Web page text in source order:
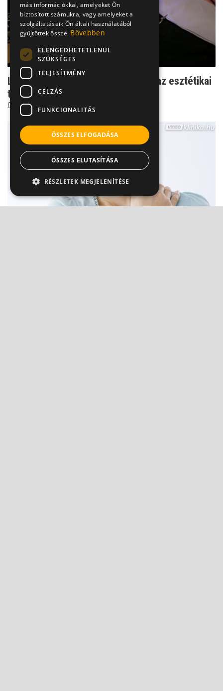
Látványos különbség - eddig bírja az esztétikai
tömés
Dr. Kiss Melinda Viktória
más információkkal, amelyeket Ön
biztosított számukra, vagy amelyeket a
szolgáltatásaik Ön általi használatából
gyűjtöttek össze. Bővebben
ELENGEDHETETLENÜL
SZÜKSÉGES
TELJESÍTMÉNY
CÉLZÁS
FUNKCIONALITÁS
ÖSSZES ELFOGADÁSA
ÖSSZES ELUTASÍTÁSA
RÉSZLETEK MEGJELENÍTÉSE